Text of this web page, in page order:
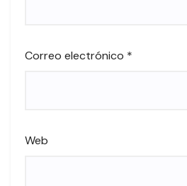
Correo electrónico *
Web